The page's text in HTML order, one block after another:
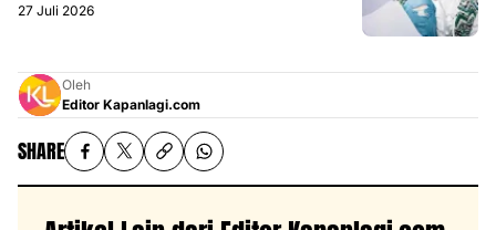
27 Juli 2026
Oleh
Editor Kapanlagi.com
SHARE